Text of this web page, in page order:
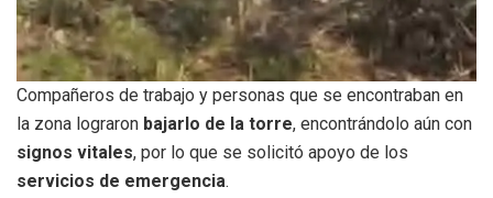
Compañeros de trabajo y personas que se encontraban en
la zona lograron bajarlo de la torre, encontrándolo aún con
signos vitales, por lo que se solicitó apoyo de los
servicios de emergencia.